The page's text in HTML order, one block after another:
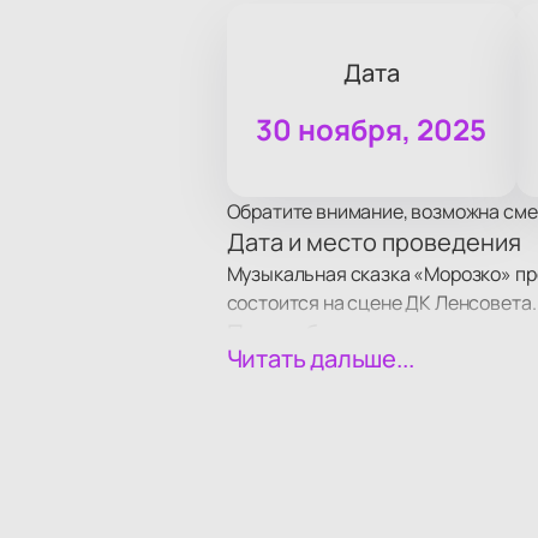
Дата
30 ноября, 2025
Обратите внимание, возможна
Дата и место проведения
Музыкальная сказка «Морозко»
состоится на сцене ДК
В программе — музыкальные
Читать дальше...